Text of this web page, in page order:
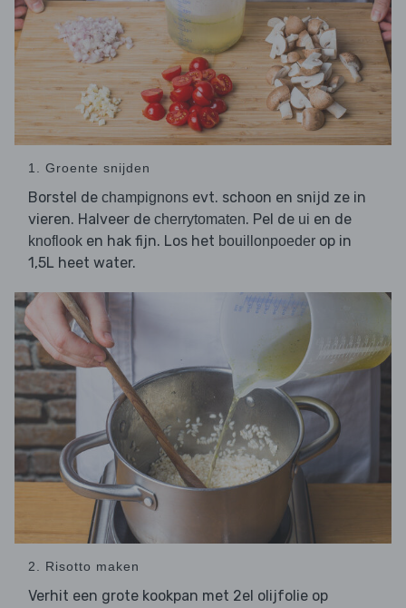
1. Groente snijden
Borstel de champignons evt. schoon en snijd ze in
vieren. Halveer de cherrytomaten. Pel de ui en de
knoflook en hak fijn. Los het bouillonpoeder op in
1,5L heet water.
2. Risotto maken
Verhit een grote kookpan met 2el olijfolie op